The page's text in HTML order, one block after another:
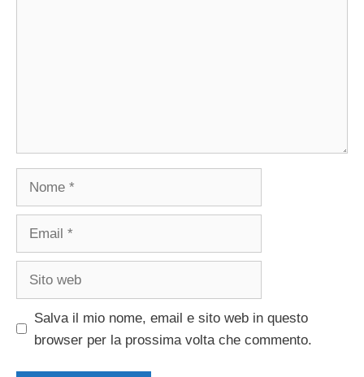
Nome
Email
Sito
Salva il mio nome, email e sito web in questo
browser per la prossima volta che commento.